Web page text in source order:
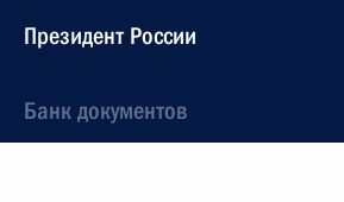
Президент России
Банк документов